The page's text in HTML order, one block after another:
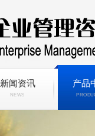
新闻资讯
NEWS
产品